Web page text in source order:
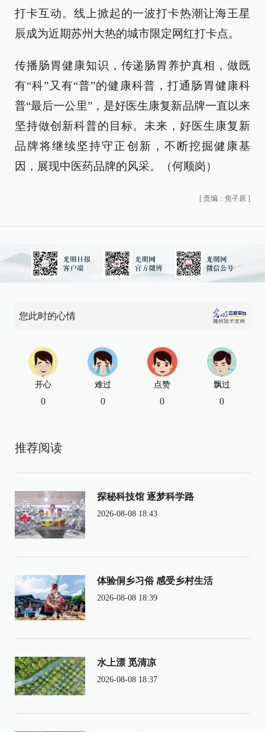
打卡互动。线上掀起的一波打卡热潮让海王星
辰成为近期苏州大热的城市限定网红打卡点。
传播肠胃健康知识，传递肠胃养护真相，做既
有“科”又有“普”的健康科普，打通肠胃健康科
普“最后一公里”，是好医生康复新品牌一直以来
坚持做创新科普的目标。未来，好医生康复新
品牌将继续坚持守正创新，不断挖掘健康基
因，展现中医药品牌的风采。（何顺岗）
[ 责编：焦子原 ]
您此时的心情
开心
0
难过
0
点赞
0
飘过
0
推荐阅读
探秘科技馆 逐梦科学路
2026-08-08 18:43
体验侗乡习俗 感受乡村生活
2026-08-08 18:39
水上漂 觅清凉
2026-08-08 18:37